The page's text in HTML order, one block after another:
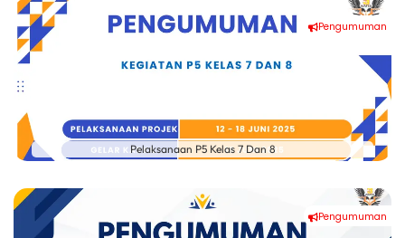
Pengumuman
Pelaksanaan P5 Kelas 7 Dan 8
Pengumuman